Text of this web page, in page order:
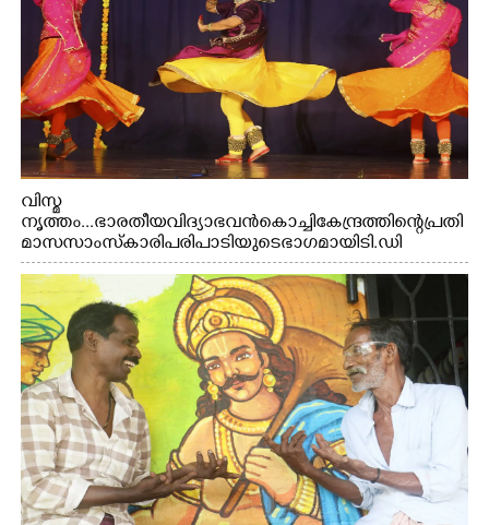
വിസ്മ
നൃത്തം...ഭാരതീയ വിദ്യാഭവൻ കൊച്ചി കേന്ദ്രത്തിന്റെ പ്രതി
മാസ സാംസ്കാരി പരിപാടിയുടെ ഭാഗമായി ടി.ഡി
റോഡിലെ ഭാരതീയ വിദ്യാഭവൻ സർദാർ പട്ടേൽ
സഭാഗൃഹത്തിൽ പ്രശസ്ത കഥക് നർത്തകി എം.
അക്ഷത അവതരിപ്പിച്ച ലയ നമൻ കഥകിൽ നിന്ന്